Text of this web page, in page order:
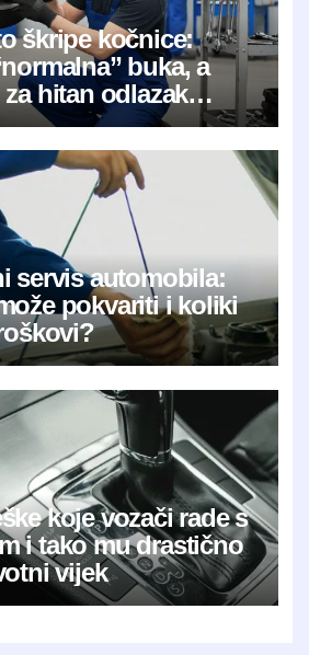
škripe kočnice:
buka, a
hitan odlazak
servis automobila:
pokvariti i koliki
koje vozači rade s
i tako mu drastično
vijek